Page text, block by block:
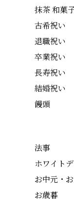
抹茶 和菓
古希祝い
退職祝い
卒業祝い
長寿祝い
結婚祝い
饅頭
法事
ホワイト
お中元・
お歳暮